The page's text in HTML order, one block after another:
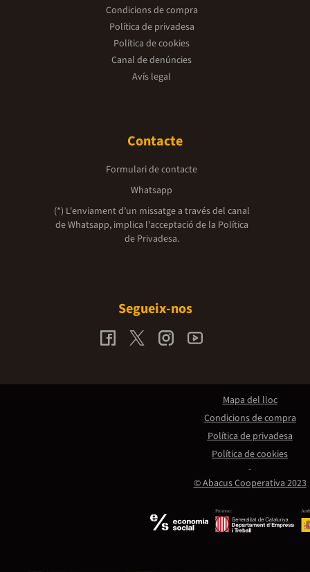
Condicions de compra
Política de privadesa
Política de cookies
Canal de denúncies
Avís legal
Contacte
Formulari de contacte
Whatsapp
(*) L'enviament d’un missatge a través del canal
de Whatsapp, implica l'acceptació de la Política
de Privadesa.
Segueix-nos
Promou:
© Abacus Cooperativa 2023
Mapa del lloc
Condicions de compra
Política de privadesa
Política de cookies